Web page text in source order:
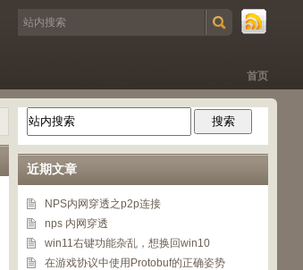
首页
近期文章
NPS内网穿透之p2p连接
nps 内网穿透
win11右键功能杂乱，想换回win10
在游戏协议中使用Protobuf的正确姿势